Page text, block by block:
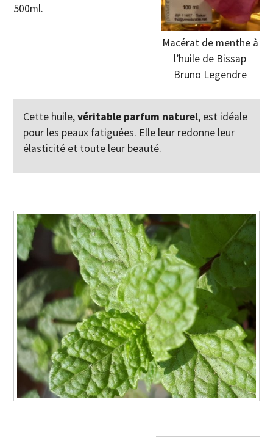
Macérat de menthe à
l’huile de Bissap
Bruno Legendre
500ml.
Cette huile,véritable parfum naturel, est idéale
pour les peaux fatiguées. Elle leur redonne leur
élasticité et toute leur beauté.